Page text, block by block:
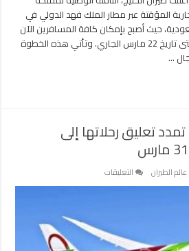
المؤقتة عبر مطار الملك فهد الدولي في
حيث أصبح بإمكان كافة المسافرين الآن
حجز الرحلات المتاحة للسفر حتى تاريخ 22 مارس الجاري. وتأتي هذه الخطوة
…
تعليق رحلاتها إلى
عالم الطيران التعليقات
“الخطوط
تعليق
رحلاتها